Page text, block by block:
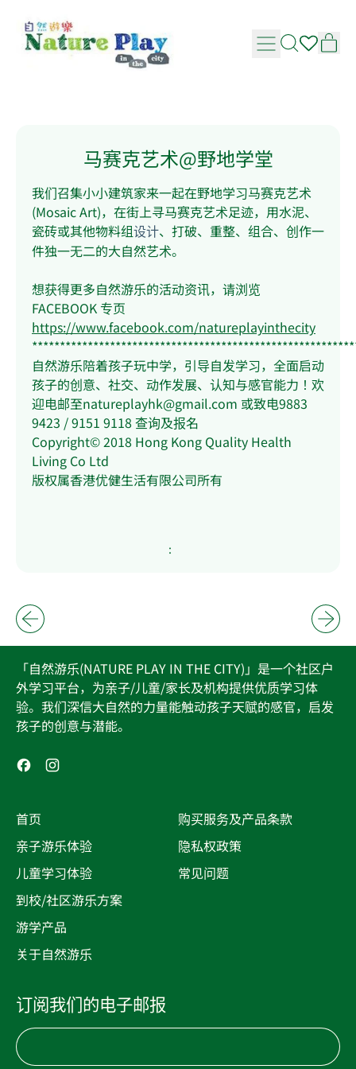
马赛克艺术@野地学堂
我们召集小小建筑家来一起在野地学习马赛克艺术
(Mosaic Art)，在街上寻马赛克艺术足迹，用水泥、
瓷砖或其他物料组设计、打破、重整、组合、创作一
件独一无二的大自然艺术。
想获得更多自然游乐的活动资讯，请浏览
FACEBOOK 专页
https://www.facebook.com/natureplayinthecity
自然游乐陪着孩子玩中学，引导自发学习，全面启动
孩子的创意、社交、动作发展、认知与感官能力！欢
迎电邮至natureplayhk@gmail.com 或致电9883
9423 / 9151 9118 查询及报名
Copyright© 2018 Hong Kong Quality Health
Living Co Ltd
版权属香港优健生活有限公司所有
:
「自然游乐(NATURE PLAY IN THE CITY)」是一个社区户
外学习平台，为亲子/儿童/家长及机构提供优质学习体
验。我们深信大自然的力量能触动孩子天赋的感官，启发
孩子的创意与潜能。
Facebook
首页
亲子游乐体验
儿童学习体验
到校/社区游乐方案
游学产品
关于自然游乐
购买服务及产品条款
隐私权政策
常见问题
订阅我们的电子邮报
电子邮件